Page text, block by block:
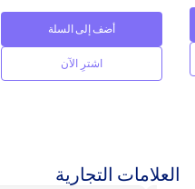
أضف إلى السلة
اشترِ الآن
العلامات التجارية